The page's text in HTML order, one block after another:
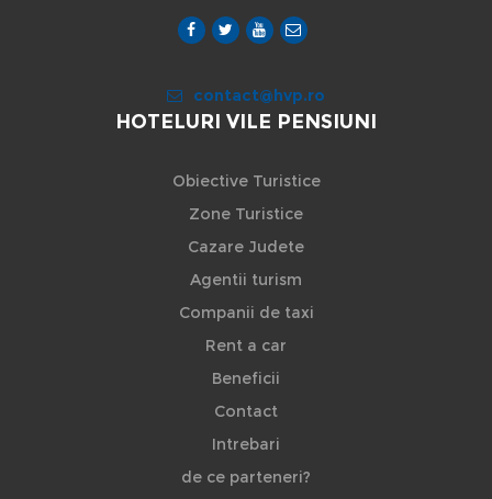
contact@hvp.ro
HOTELURI VILE PENSIUNI
Obiective Turistice
Zone Turistice
Cazare Judete
Agentii turism
Companii de taxi
Rent a car
Beneficii
Contact
Intrebari
de ce parteneri?